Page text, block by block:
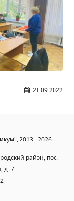
21.09.2022
2013 - 2026
район, пос.
д. 7.